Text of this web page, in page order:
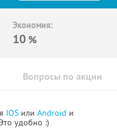
Экономия:
10 %
Вопросы по акции
IOS или Android и
удобно :)